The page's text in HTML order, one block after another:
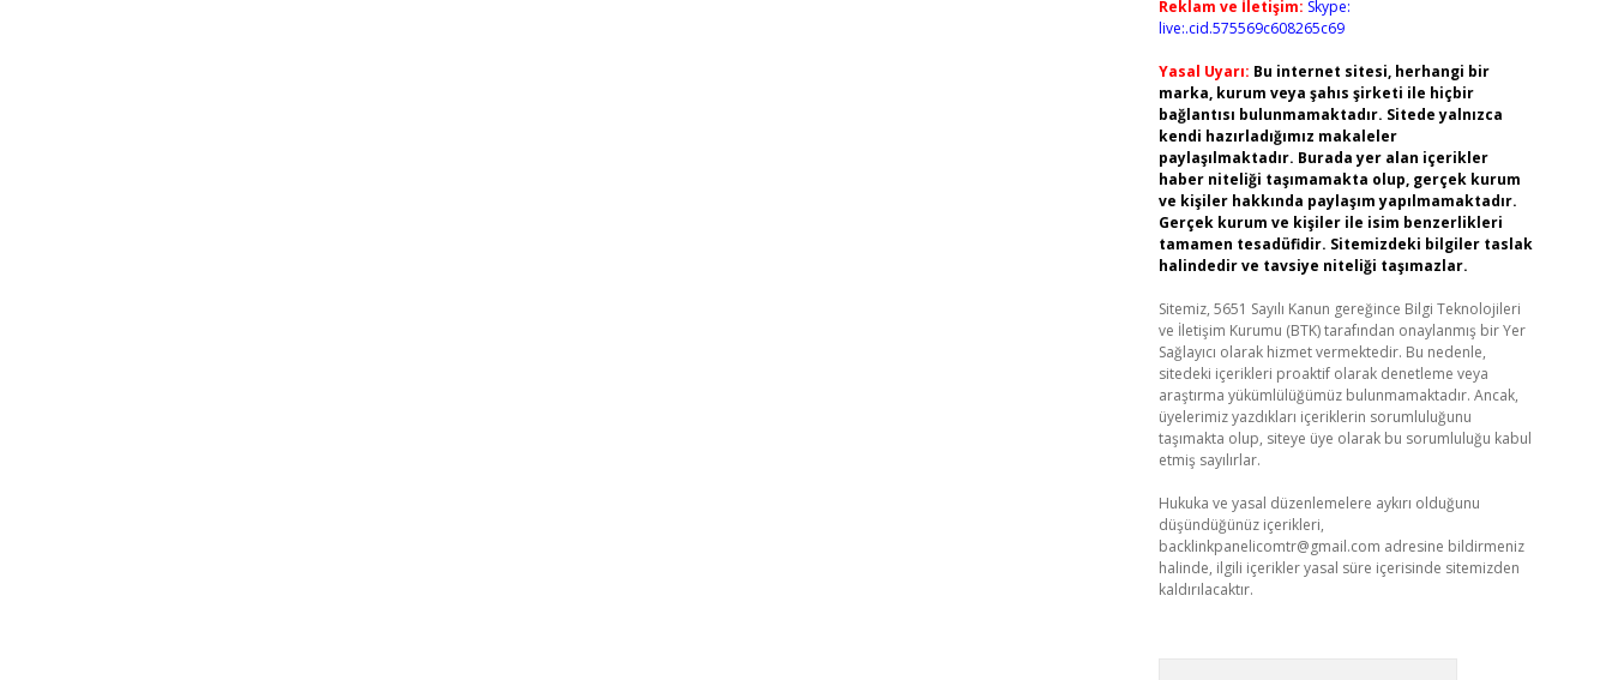
Reklam ve İletişim: Skype:
live:.cid.575569c608265c69
Yasal Uyarı: Bu internet sitesi, herhangi bir
marka, kurum veya şahıs şirketi ile hiçbir
bağlantısı bulunmamaktadır. Sitede yalnızca
kendi hazırladığımız makaleler
paylaşılmaktadır. Burada yer alan içerikler
haber niteliği taşımamakta olup, gerçek kurum
ve kişiler hakkında paylaşım yapılmamaktadır.
Gerçek kurum ve kişiler ile isim benzerlikleri
tamamen tesadüfidir. Sitemizdeki bilgiler taslak
halindedir ve tavsiye niteliği taşımazlar.
Sitemiz, 5651 Sayılı Kanun gereğince Bilgi Teknolojileri
ve İletişim Kurumu (BTK) tarafından onaylanmış bir Yer
Sağlayıcı olarak hizmet vermektedir. Bu nedenle,
sitedeki içerikleri proaktif olarak denetleme veya
araştırma yükümlülüğümüz bulunmamaktadır. Ancak,
üyelerimiz yazdıkları içeriklerin sorumluluğunu
taşımakta olup, siteye üye olarak bu sorumluluğu kabul
etmiş sayılırlar.
Hukuka ve yasal düzenlemelere aykırı olduğunu
düşündüğünüz içerikleri,
backlinkpanelicomtr@gmail.com adresine bildirmeniz
halinde, ilgili içerikler yasal süre içerisinde sitemizden
kaldırılacaktır.